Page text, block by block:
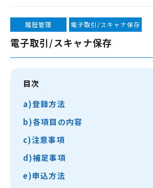
履歴管理 電子取引/スキャナ保存
電子取引/スキャナ保存
目次
a)登録方法
b)各項目の内容
c)注意事項
d)補足事項
e)申込方法